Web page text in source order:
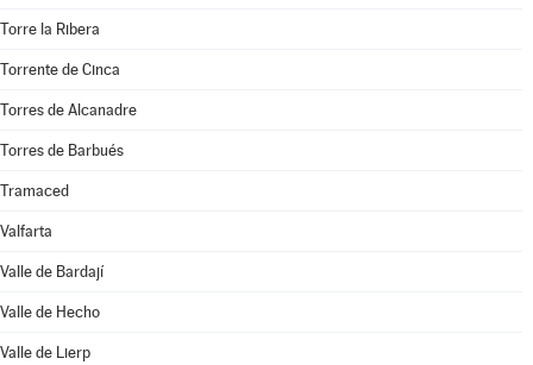
Torre la Ribera
Torrente de Cinca
Torres de Alcanadre
Torres de Barbués
Tramaced
Valfarta
Valle de Bardají
Valle de Hecho
Valle de Lierp